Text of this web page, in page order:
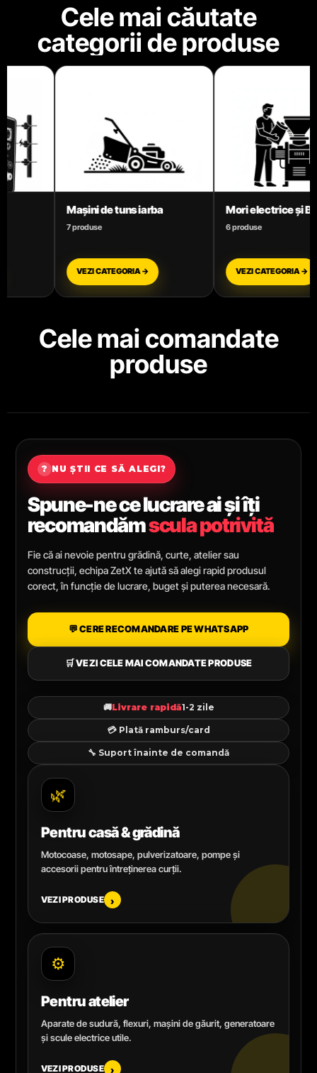
Cele mai căutate
categorii de produse
Mori electrice și Batoze
6 produse
VEZI CATEGORIA →
Motoare termice
3 produse
VEZI CATEGORIA →
Cele mai comandate
produse
? NU ȘTII CE SĂ ALEGI?
Spune-ne ce lucrare ai și îți
recomandămscula potrivită
Fie că ai nevoie pentru grădină, curte, atelier sau
construcții, echipa ZetX te ajută să alegi rapid produsul
corect, în funcție de lucrare, buget și puterea necesară.
💬 CERE RECOMANDARE PE WHATSAPP
🛒 VEZI CELE MAI COMANDATE PRODUSE
🚚Livrare rapidă1-2 zile
💳 Plată ramburs/card
🔧 Suport înainte de comandă
🌿
Pentru casă & grădină
Motocoase, motosape, pulverizatoare, pompe și
accesorii pentru întreținerea curții.
VEZI PRODUSE ›
⚙️
Pentru atelier
Aparate de sudură, flexuri, mașini de găurit, generatoare
și scule electrice utile.
VEZI PRODUSE ›